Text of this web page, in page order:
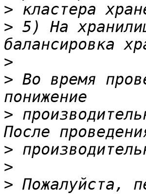
>
> 5) На
>
> Во время
>
>
>
> Пожалуйста,